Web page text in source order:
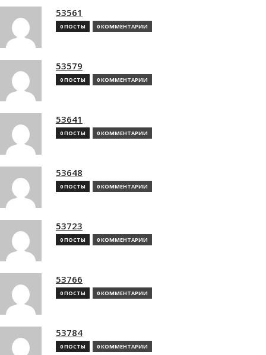
53561
0 ПОСТЫ 0 КОММЕНТАРИИ
53579
0 ПОСТЫ 0 КОММЕНТАРИИ
53641
0 ПОСТЫ 0 КОММЕНТАРИИ
53648
0 ПОСТЫ 0 КОММЕНТАРИИ
53723
0 ПОСТЫ 0 КОММЕНТАРИИ
53766
0 ПОСТЫ 0 КОММЕНТАРИИ
53784
0 ПОСТЫ 0 КОММЕНТАРИИ